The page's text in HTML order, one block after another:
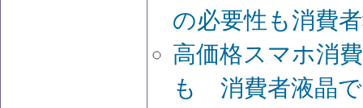
の必要性も消費
高価格スマホ消
も 消費者液晶